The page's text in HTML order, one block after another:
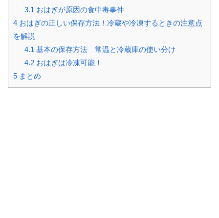
3.1 おはぎが原因の食中毒事件
4 おはぎの正しい保存方法！冷蔵や冷凍するときの注意点
を解説
4.1 基本の保存方法 常温と冷蔵庫の使い分け
4.2おはぎは冷凍可能！
5 まとめ